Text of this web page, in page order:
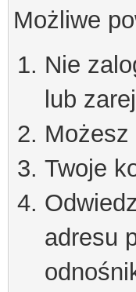
Możliwe
Nie
lub
Twoje
adresu